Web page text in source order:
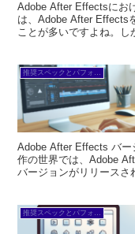
Adobe After Effectsにお
は、Adobe After Effects
ことが多いですよね。し
Adobe After Effects バー
作の世界では、Adobe
バージョンがリリースさ